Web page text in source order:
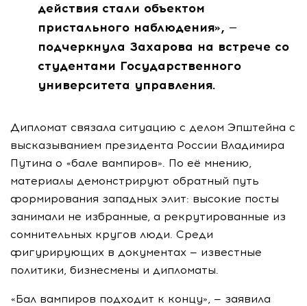
действия стали объектом
пристального наблюдения», —
подчеркнула Захарова на встрече со
студентами Государственного
университета управления.
Дипломат связала ситуацию с делом Эпштейна с
высказыванием президента России Владимира
Путина о «бале вампиров». По её мнению,
материалы демонстрируют обратный путь
формирования западных элит: высокие посты
занимали не избранные, а рекрутированные из
сомнительных кругов люди. Среди
фигурирующих в документах — известные
политики, бизнесмены и дипломаты.
«Бал вампиров подходит к концу», — заявила